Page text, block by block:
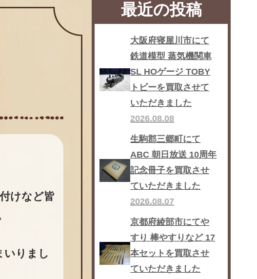
けなど皆
いりまし
最近の投稿
大阪府寝屋川市にて
鉄道模型 蒸気機関車
SL HOゲージ TOBY
トビーを買取させて
いただきました
2026.08.08
生駒郡三郷町にて
ABC 朝日放送 10周年
記念冊子を買取させ
ていただきました
2026.08.07
京都府綾部市にてや
すり 棒やすりなど 17
本セットを買取させ
ていただきました